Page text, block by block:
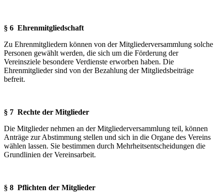
§ 6 Ehrenmitgliedschaft
Zu Ehrenmitgliedern können von der Mitgliederversammlung solche
Personen gewählt werden, die sich um die Förderung der
Vereinsziele besondere Verdienste erworben haben. Die
Ehrenmitglieder sind von der Bezahlung der Mitgliedsbeiträge
befreit.
§ 7 Rechte der Mitglieder
Die Mitglieder nehmen an der Mitgliederversammlung teil, können
Anträge zur Abstimmung stellen und sich in die Organe des Vereins
wählen lassen. Sie bestimmen durch Mehrheitsentscheidungen die
Grundlinien der Vereinsarbeit.
§ 8 Pflichten der Mitglieder